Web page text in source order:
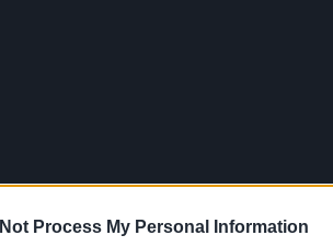
Process My Personal Information